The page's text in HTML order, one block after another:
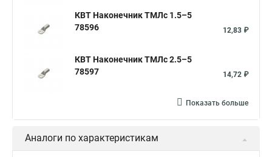
КВТ Наконечник ТМЛс 1.5–5
78596
12,83 ₽
КВТ Наконечник ТМЛс 2.5–5
78597
14,72 ₽
Показать больше
Аналоги по характеристикам